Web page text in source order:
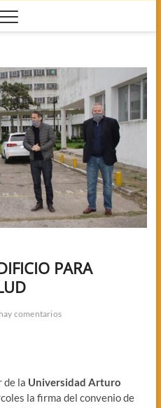
PARA
comentarios
de la Universidad Arturo
la firma del convenio de